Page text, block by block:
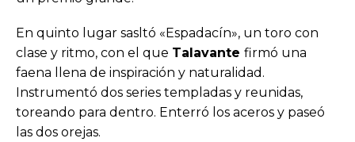
En quinto lugar sasltó «Espadacín», un toro con
clase y ritmo, con el que Talavante firmó una
faena llena de inspiración y naturalidad.
Instrumentó dos series templadas y reunidas,
toreando para dentro. Enterró los aceros y paseó
las dos orejas.